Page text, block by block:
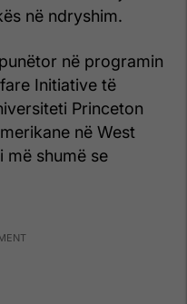
në ndryshim.
në programin
Initiative të
Princeton
në West
më shumë se